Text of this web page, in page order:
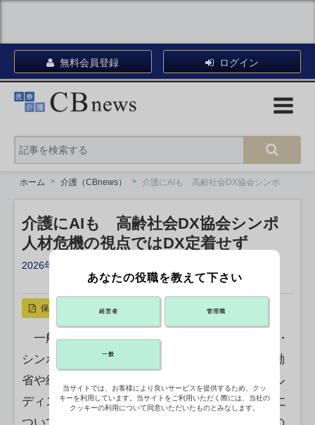
無料会員登録 ログイン
ホーム 介護（CBnews） 介護にAIも 高齢社会DX協会シンポ
介護にAIも 高齢社会DX協会シンポ
人材危機の視点ではDX定着せず
2026年07月08日 10:30
リンクをコピー X ポスト
保存
一般社団法人高齢社会DX協会の設立記念式典・
シンポジウムが２日、都内で開催され、厚生労働
省や経済産業省、介護事業者の代表らが、パネル
ディスカッションで2040年問題との向き合い方に
あなたの役職を教えて下さい
経営者 管理職
一般
当サイトでは、お客様により良いサービスを提供するため、クッ
キーを利用しています。当サイトをご利用いただく際には、当社の
クッキーの利用について同意いただいたものとみなします。